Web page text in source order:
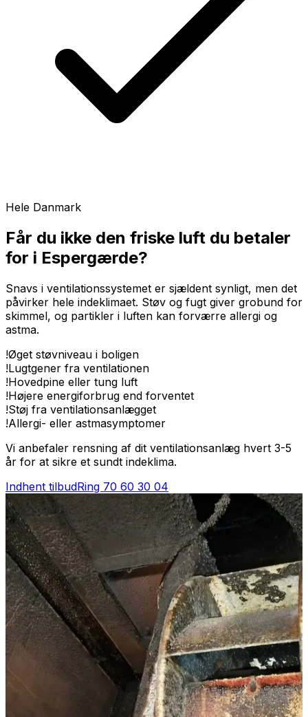
Hele Danmark
Får du ikke den friske luft du betaler
for i Espergærde?
Snavs i ventilationssystemet er sjældent synligt, men det
påvirker hele indeklimaet. Støv og fugt giver grobund for
skimmel, og partikler i luften kan forværre allergi og
astma.
!Øget støvniveau i boligen
!Lugtgener fra ventilationen
!Hovedpine eller tung luft
!Højere energiforbrug end forventet
!Støj fra ventilationsanlægget
!Allergi- eller astmasymptomer
Vi anbefaler rensning af dit ventilationsanlæg hvert 3-5
år for at sikre et sundt indeklima.
Indhent tilbudRing 70 60 30 04